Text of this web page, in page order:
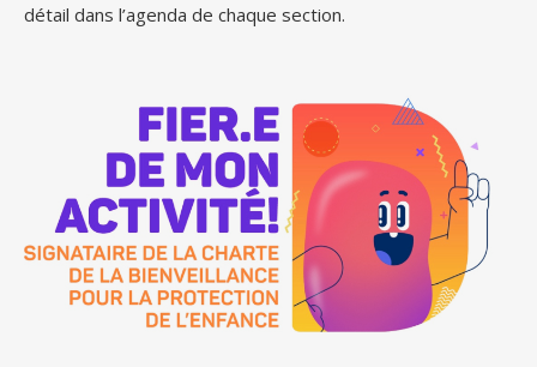
détail dans l’agenda de chaque section.